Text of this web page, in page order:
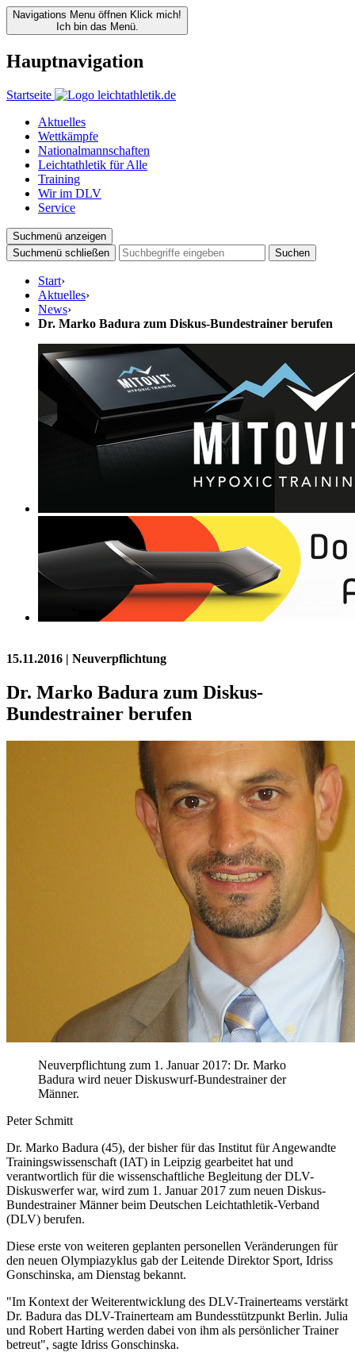
Navigations Menu öffnen Klick mich!
Ich bin das Menü.
Hauptnavigation
Startseite
Aktuelles
Wettkämpfe
Nationalmannschaften
Leichtathletik für Alle
Training
Wir im DLV
Service
Suchmenü anzeigen
Suchmenü schließen
Suchen
Start›
Aktuelles›
News›
Dr. Marko Badura zum Diskus-Bundestrainer berufen
15.11.2016 | Neuverpflichtung
Dr. Marko Badura zum Diskus-
Bundestrainer berufen
Neuverpflichtung zum 1. Januar 2017: Dr. Marko
Badura wird neuer Diskuswurf-Bundestrainer der
Männer.
Peter Schmitt
Dr. Marko Badura (45), der bisher für das Institut für Angewandte
Trainingswissenschaft (IAT) in Leipzig gearbeitet hat und
verantwortlich für die wissenschaftliche Begleitung der DLV-
Diskuswerfer war, wird zum 1. Januar 2017 zum neuen Diskus-
Bundestrainer Männer beim Deutschen Leichtathletik-Verband
(DLV) berufen.
Diese erste von weiteren geplanten personellen Veränderungen für
den neuen Olympiazyklus gab der Leitende Direktor Sport, Idriss
Gonschinska, am Dienstag bekannt.
"Im Kontext der Weiterentwicklung des DLV-Trainerteams verstärkt
Dr. Badura das DLV-Trainerteam am Bundesstützpunkt Berlin. Julia
und Robert Harting werden dabei von ihm als persönlicher Trainer
betreut", sagte Idriss Gonschinska.